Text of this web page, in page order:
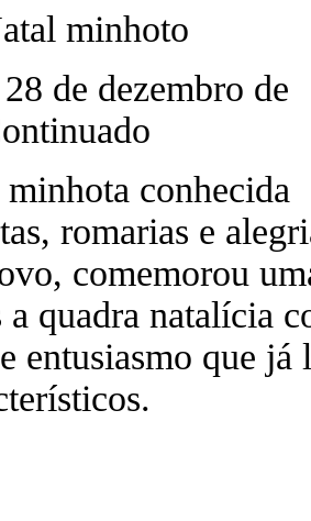
minhoto
28 de dezembro de
conhecida
romarias e
comemorou
a quadra natalícia
entusiasmo que já